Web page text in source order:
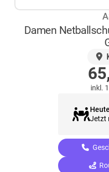
Damen
inkl.
Jetzt